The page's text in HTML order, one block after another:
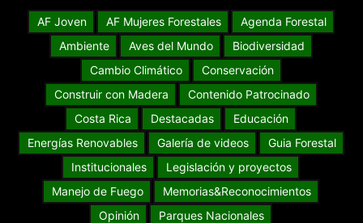
AF Joven AF Mujeres Forestales
Agenda Forestal
Ambiente
Aves del Mundo
Biodiversidad
Cambio Climático
Conservación
Construir con Madera
Contenido Patrocinado
Costa Rica
Destacadas
Educación
Energías Renovables
Galería de videos
Guia Forestal
Institucionales
Legislación y proyectos
Manejo de Fuego
Memorias&Reconocimientos
Opinión
Parques Nacionales